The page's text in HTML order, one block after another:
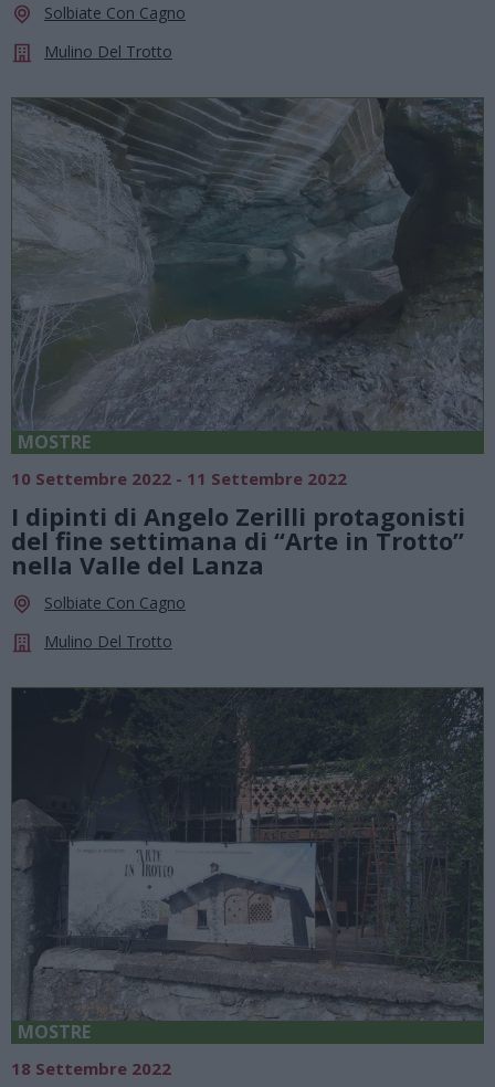
Solbiate Con Cagno
Mulino Del Trotto
MOSTRE
10 Settembre 2022 - 11 Settembre 2022
I dipinti di Angelo Zerilli protagonisti
del fine settimana di “Arte in Trotto”
nella Valle del Lanza
Solbiate Con Cagno
Mulino Del Trotto
MOSTRE
18 Settembre 2022